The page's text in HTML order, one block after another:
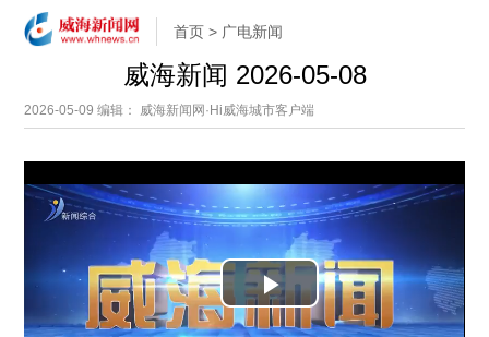
首页 > 广电新闻
威海新闻 2026-05-08
2026-05-09编辑： 威海新闻网·Hi威海城市客户端
P